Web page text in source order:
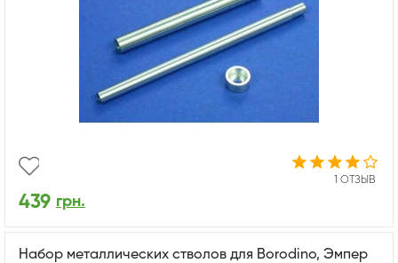
1 ОТЗЫВ
439 грн.
Набор металлических стволов для Borodino, Эмпер